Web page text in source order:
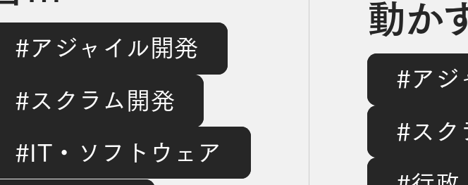
DesignOps」
は？
#アジャイル開発
#スクラム開発
#IT・ソフトウェア
動か
リー
葛藤
#アジ
#スク